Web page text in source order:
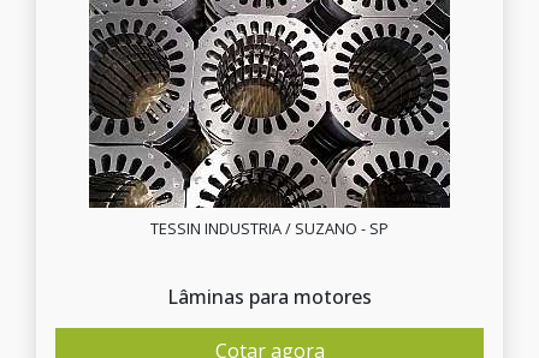
TESSIN INDUSTRIA / SUZANO - SP
Lâminas para motores
Cotar agora